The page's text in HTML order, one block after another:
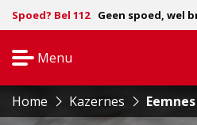
Spoed? Bel 112 Geen spoed, wel
Menu
navigatie
Home Kazernes Eemnes